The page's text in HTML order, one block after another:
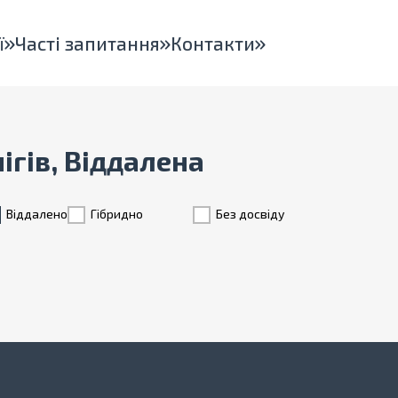
Часті запитання Контакти
Віддалена
Віддалено Гiбридно Без досвіду